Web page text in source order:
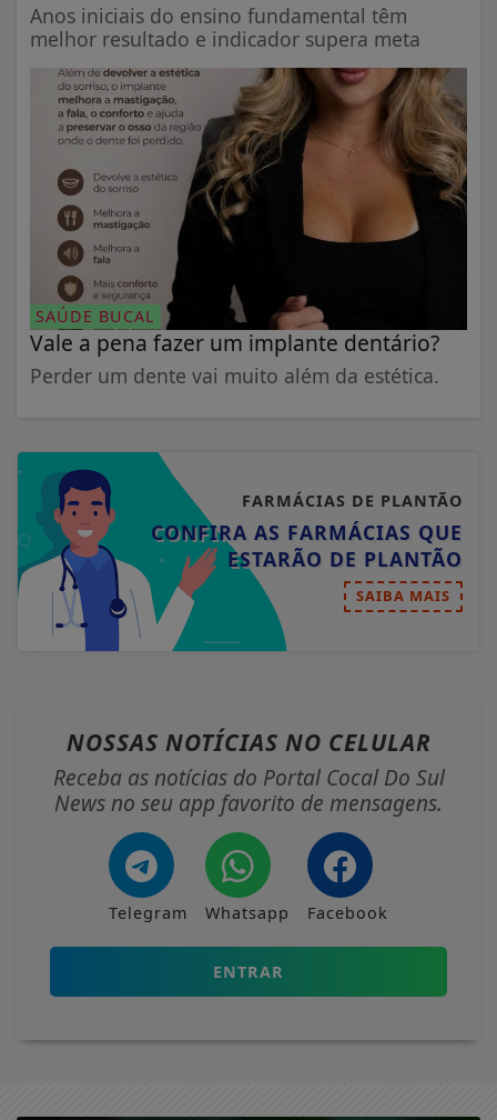
Anos iniciais do ensino fundamental têm
melhor resultado e indicador supera meta
SAÚDE BUCAL
Vale a pena fazer um implante dentário?
Perder um dente vai muito além da estética.
FARMÁCIAS DE PLANTÃO
CONFIRA AS FARMÁCIAS QUE
ESTARÃO DE PLANTÃO
SAIBA MAIS
NOSSAS NOTÍCIAS NO CELULAR
Receba as notícias do Portal Cocal Do Sul
News no seu app favorito de mensagens.
Telegram Whatsapp Facebook
ENTRAR